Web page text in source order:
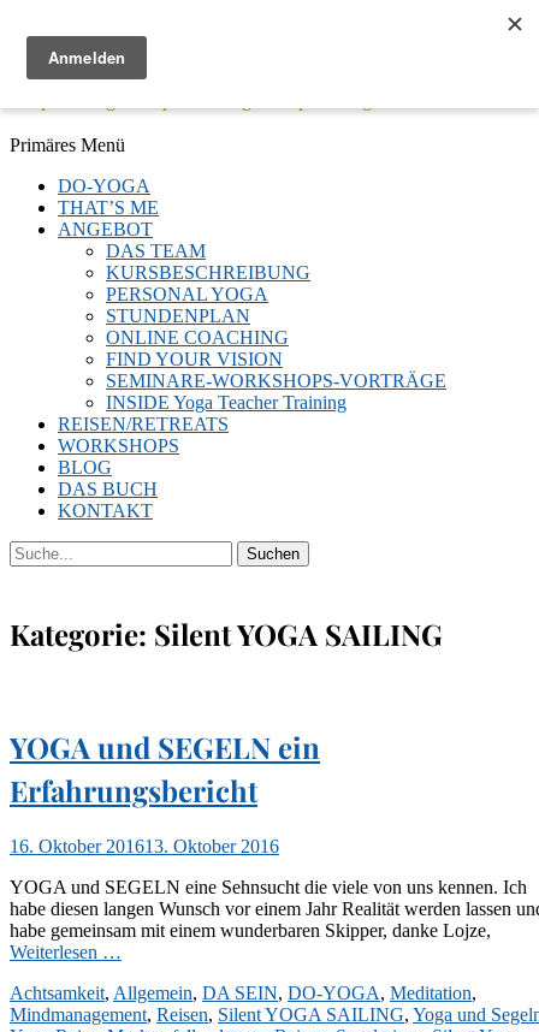
Menü
Facebook
Twitter
E-
LinkedIn
YouTube
Instagram
Primäres Menü
Zum
Inhalt
springen
DO-YOGA
THAT’S ME
ANGEBOT
DAS TEAM
KURSBESCHREIBUNG
PERSONAL YOGA
STUNDENPLAN
ONLINE COACHING
FIND YOUR VISION
SEMINARE-WORKSHOPS-VORTRÄGE
INSIDE Yoga Teacher Training
REISEN/RETREATS
WORKSHOPS
BLOG
DAS BUCH
KONTAKT
Suchen
Suchen
nach:
Kategorie: Silent YOGA SAILING
YOGA und SEGELN ein
Erfahrungsbericht
Veröffentlicht
16. Oktober 201613. Oktober 2016
YOGA und SEGELN eine Sehnsucht die viele von uns kennen. Ich
habe diesen langen Wunsch vor einem Jahr Realität werden lassen
habe gemeinsam mit einem wunderbaren Skipper, danke Lojze,
Weiterlesen …
Kategorien
Achtsamkeit, Allgemein, DA SEIN, DO-YOGA, Meditation,
Mindmanagement, Reisen, Silent YOGA SAILING, Yoga und